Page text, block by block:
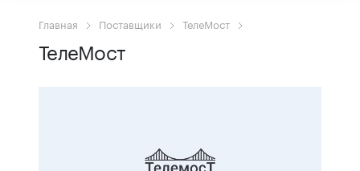
Главная Поставщики ТелеМост
ТелеМост